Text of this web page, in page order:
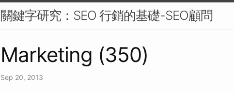
關鍵字研究：SEO 行銷的基礎-SEO顧問
Marketing (350)
Sep 20, 2013